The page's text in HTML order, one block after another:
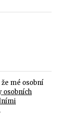
mé osobní
osobních